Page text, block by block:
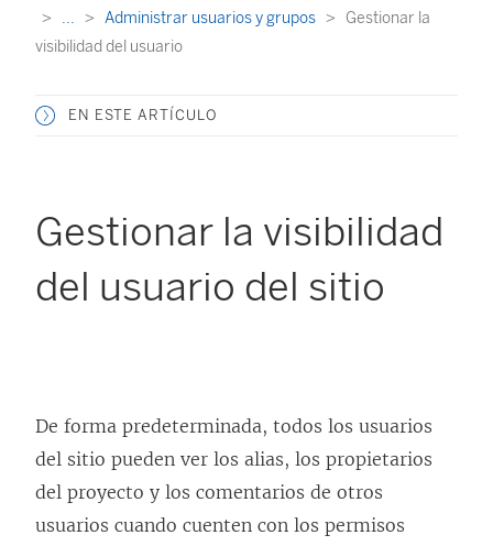
...
Administrar usuarios y grupos
Gestionar la
visibilidad del usuario
EN ESTE ARTÍCULO
Gestionar la visibilidad
del usuario del sitio
De forma predeterminada, todos los usuarios
del sitio pueden ver los alias, los propietarios
del proyecto y los comentarios de otros
usuarios cuando cuenten con los permisos